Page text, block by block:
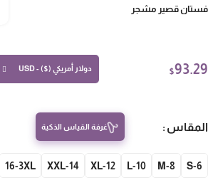
قصير مشجر
$ دولار أمريكي ($) - USD
غرفة القياس الذكية
S-
10-L
12-XL
14-XXL
16-3XL